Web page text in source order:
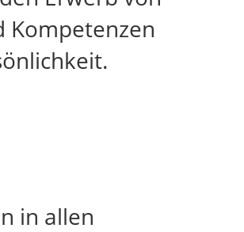
Kompetenzen
in allen